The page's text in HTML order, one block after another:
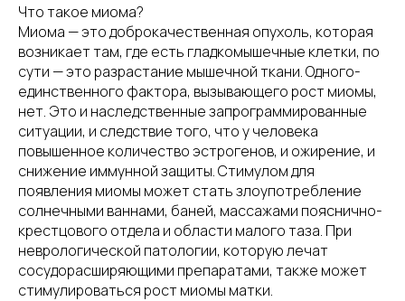
Что такое миома?
Миома — это доброкачественная опухоль, которая
возникает там, где есть гладкомышечные клетки, по
сути — это разрастание мышечной ткани. Одного-
единственного фактора, вызывающего рост миомы,
нет. Это и наследственные запрограммированные
ситуации, и следствие того, что у человека
повышенное количество эстрогенов, и ожирение, и
снижение иммунной защиты. Стимулом для
появления миомы может стать злоупотребление
солнечными ваннами, баней, массажами пояснично-
крестцового отдела и области малого таза. При
неврологической патологии, которую лечат
сосудорасширяющими препаратами, также может
стимулироваться рост миомы матки.